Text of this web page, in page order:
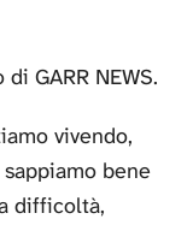
GARR NEWS.
vivendo,
bene
difficoltà,